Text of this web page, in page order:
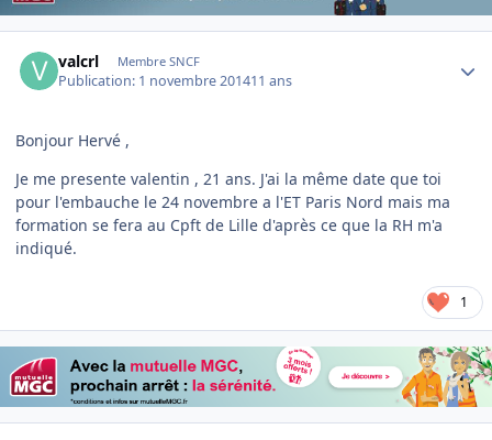
valcrl Membre SNCF
Publication: 1 novembre 201411 ans
Bonjour Hervé ,
Je me presente valentin , 21 ans. J'ai la même date que toi
pour l'embauche le 24 novembre a l'ET Paris Nord mais ma
formation se fera au Cpft de Lille d'après ce que la RH m'a
indiqué.
1